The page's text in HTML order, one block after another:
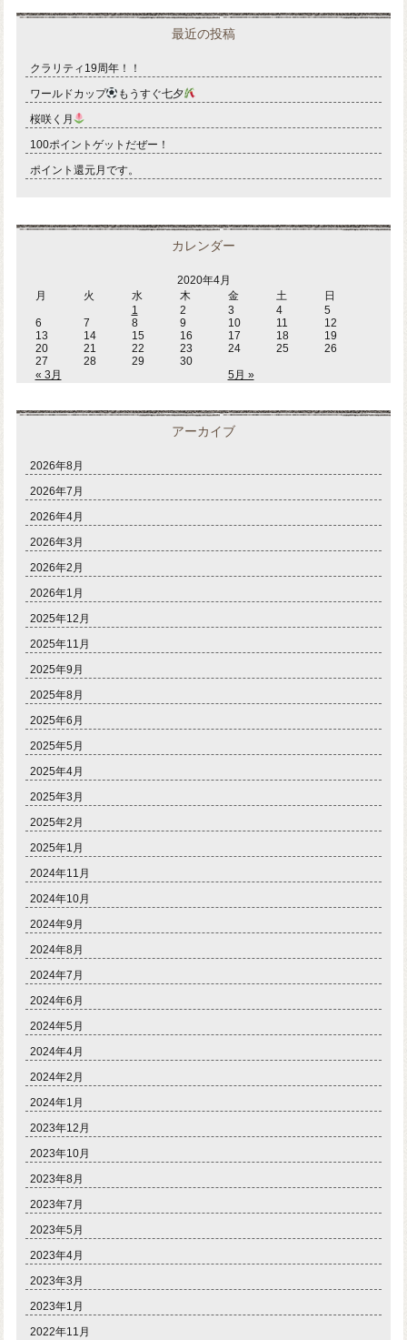
最近の投稿
クラリティ19周年！！
ワールドカップ
もうすぐ七夕
桜咲く月
100ポイントゲットだぜー！
ポイント還元月です。
カレンダー
2020年4月
月
火 水 木 金 土 日
« 3月 5月 »
1 2 3 4
5
6
7 8 9 10 11
12
13
14 15 16 17 18
19
20
21 22 23 24 25
26
27
28 29 30
アーカイブ
2026年8月
2026年7月
2026年4月
2026年3月
2026年2月
2026年1月
2025年12月
2025年11月
2025年9月
2025年8月
2025年6月
2025年5月
2025年4月
2025年3月
2025年2月
2025年1月
2024年11月
2024年10月
2024年9月
2024年8月
2024年7月
2024年6月
2024年5月
2024年4月
2024年2月
2024年1月
2023年12月
2023年10月
2023年8月
2023年7月
2023年5月
2023年4月
2023年3月
2023年1月
2022年11月